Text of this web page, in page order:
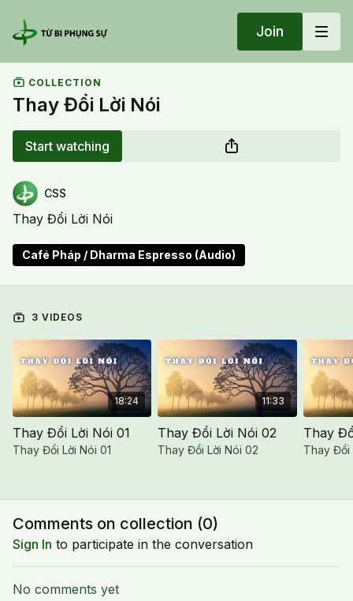
Join
COLLECTION
Thay Đổi Lời Nói
Start watching
CSS
Thay Đổi Lời Nói
Café Pháp / Dharma Espresso (Audio)
3 VIDEOS
18:24
Thay Đổi Lời Nói 01
Thay Đổi Lời Nói 01
11:33
Thay Đổi Lời Nói 02
Thay Đổi Lời Nói 02
Thay
Thay Đổi
Comments on collection (0)
Sign In to participate in the conversation
No comments yet